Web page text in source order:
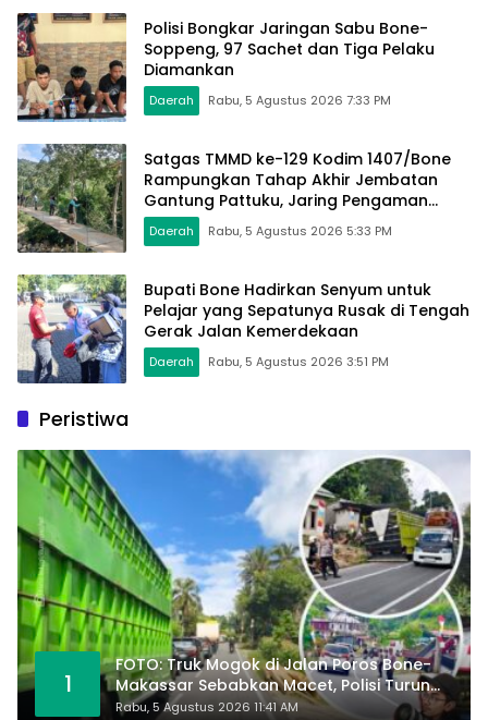
Polisi Bongkar Jaringan Sabu Bone-
Soppeng, 97 Sachet dan Tiga Pelaku
Diamankan
Daerah Rabu, 5 Agustus 2026 7:33 PM
Satgas TMMD ke-129 Kodim 1407/Bone
Rampungkan Tahap Akhir Jembatan
Gantung Pattuku, Jaring Pengaman
Mulai Terpasang
Daerah Rabu, 5 Agustus 2026 5:33 PM
Bupati Bone Hadirkan Senyum untuk
Pelajar yang Sepatunya Rusak di Tengah
Gerak Jalan Kemerdekaan
Daerah Rabu, 5 Agustus 2026 3:51 PM
Peristiwa
1
FOTO: Truk Mogok di Jalan Poros Bone-
Makassar Sebabkan Macet, Polisi Turun
Tangan
Rabu, 5 Agustus 2026 11:41 AM